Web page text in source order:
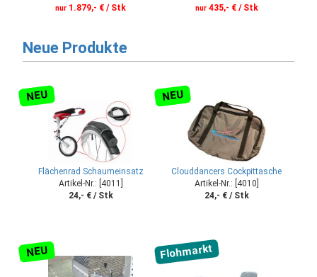
nur 1.879,- € / Stk
nur435,- € / Stk
Neue Produkte
NEU
Flächenrad Schaumeinsatz
Artikel-Nr.: [4011]
24,- € / Stk
NEU
Clouddancers Cockpittasche
Artikel-Nr.: [4010]
24,- € / Stk
NEU Flohmarkt